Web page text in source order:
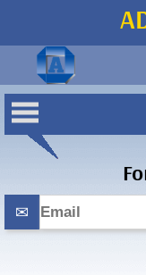
name
✉